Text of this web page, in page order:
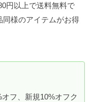
円以上で送料無料で
様のアイテムがお得
オフ、新規10%オフク